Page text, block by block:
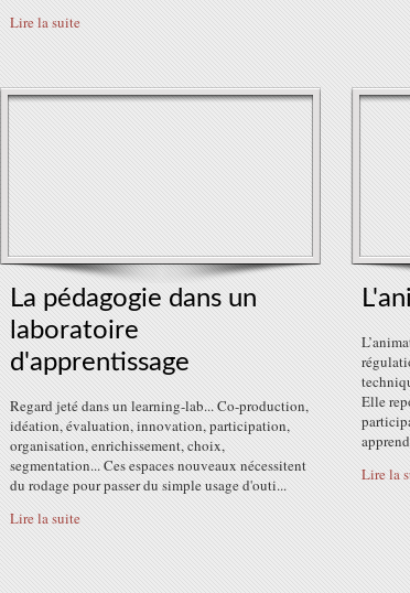
Lire la suite
La pédagogie dans un
laboratoire
d'apprentissage
Regard jeté dans un learning-lab... Co-production,
idéation, évaluation, innovation, participation,
organisation, enrichissement, choix,
segmentation... Ces espaces nouveaux nécessitent
du rodage pour passer du simple usage d'outi...
Lire la suite
Elle
Lire la